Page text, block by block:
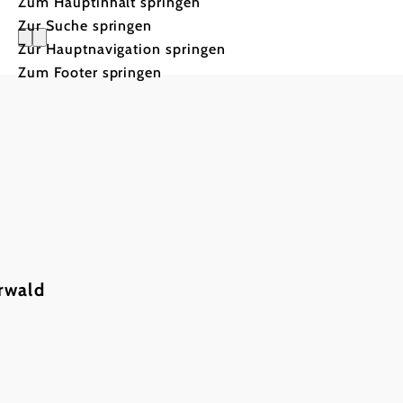
Zur Suche springen
Zur Hauptnavigation springen
Zum Footer springenDas